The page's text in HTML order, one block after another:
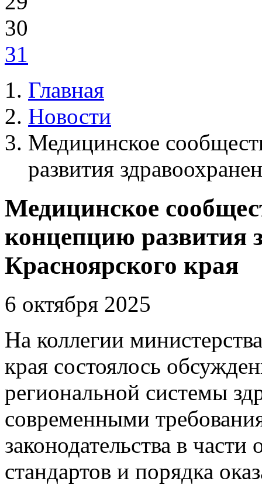
30
31
Главная
Новости
Медицинское
развития
Медицинское
концепцию развития
Красноярского края
6 октября 2025
На коллегии
края состоялось
региональной системы
современными
законодательства в
стандартов и порядка